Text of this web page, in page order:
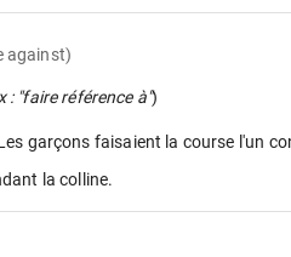
against)
: "faire référence à")
garçons faisaient la course l'un
la colline.